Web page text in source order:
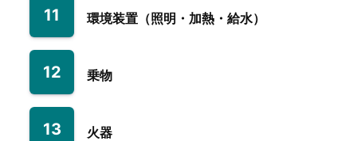
11 環境装置（照明・加熱・給水）
12 乗物
13 火器